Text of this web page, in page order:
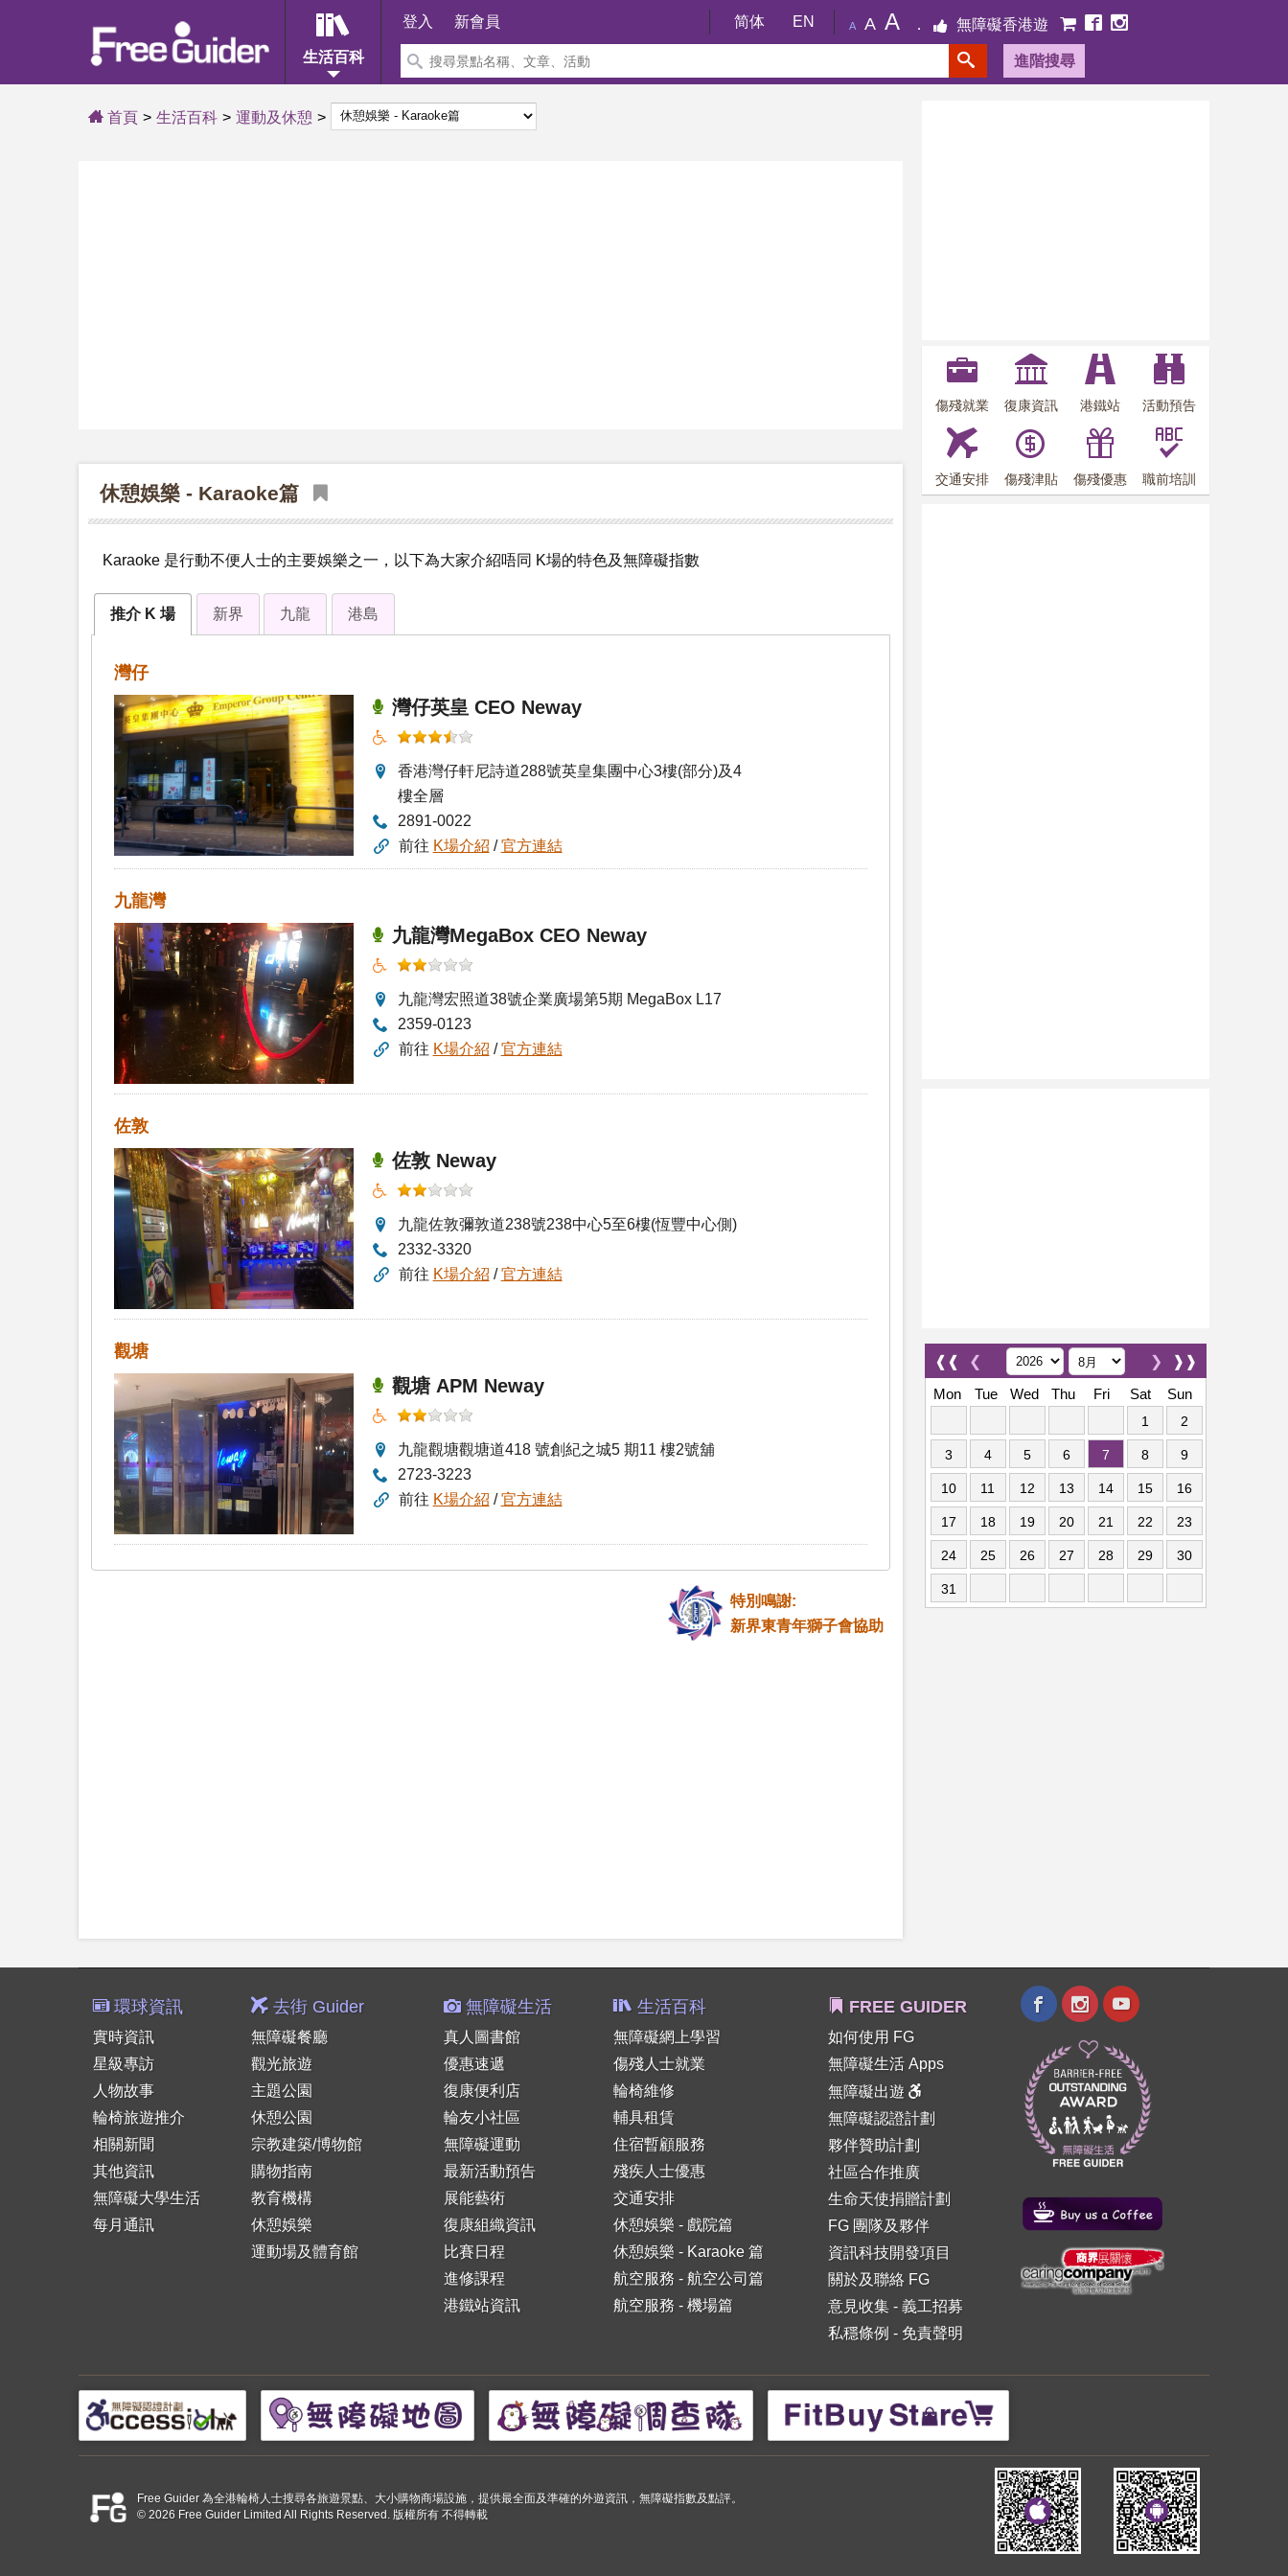
生活百科
登入 新會員 简体 EN A A A 無障礙香港遊
進階搜尋
首頁 生活百科 運動及休憩
休憩娛樂 - Karaoke篇
Karaoke 是行動不便人士的主要娛樂之一，以下為大家介紹唔同 K場的特色及無障礙指數
推介 K 場 新界 九龍 港島
灣仔
灣仔英皇 CEO Neway
香港灣仔軒尼詩道288號英皇集團中心3樓(部分)及4
樓全層
2891-0022
前往 K場介紹 /官方連結
九龍灣
九龍灣MegaBox CEO Neway
九龍灣宏照道38號企業廣場第5期 MegaBox L17
2359-0123
前往 K場介紹 /官方連結
佐敦
佐敦 Neway
九龍佐敦彌敦道238號238中心5至6樓(恆豐中心側)
2332-3320
前往 K場介紹 /官方連結
觀塘
觀塘 APM Neway
九龍觀塘觀塘道418 號創紀之城5 期11 樓2號舖
2723-3223
前往 K場介紹 /官方連結
特別鳴謝:
新界東青年獅子會協助
傷殘就業 復康資訊 港鐵站 活動預告
交通安排 傷殘津貼 傷殘優惠 職前培訓
❰❰ ❮ ❱❱
❯
Mon
Tue Wed Thu Fri Sat Sun
1 2
3 4 5 6 7 8 9
10 11 12 13 14 15 16
17 18 19 20 21 22 23
24 25 26 27 28 29 30
31
環球資訊
實時資訊
星級專訪
人物故事
輪椅旅遊推介
相關新聞
其他資訊
無障礙大學生活
每月通訊
去街 Guider
無障礙餐廳
觀光旅遊
主題公園
休憩公園
宗教建築/博物館
購物指南
教育機構
休憩娛樂
運動場及體育館
無障礙生活
真人圖書館
優惠速遞
復康便利店
輪友小社區
無障礙運動
最新活動預告
展能藝術
復康組織資訊
比賽日程
進修課程
港鐵站資訊
生活百科
無障礙網上學習
傷殘人士就業
輪椅維修
輔具租賃
住宿暫顧服務
殘疾人士優惠
交通安排
休憩娛樂 - 戲院篇
休憩娛樂 - Karaoke 篇
航空服務 - 航空公司篇
航空服務 - 機場篇
FREE GUIDER
如何使用 FG
無障礙生活 Apps
無障礙出遊
無障礙認證計劃
夥伴贊助計劃
社區合作推廣
生命天使捐贈計劃
FG 團隊及夥伴
資訊科技開發項目
關於及聯絡 FG
意見收集- 義工招募
私穩條例 - 免責聲明
Free Guider 為全港輪椅人士搜尋各旅遊景點、大小購物商場設施，提供最全面及準確的外遊資訊，無障礙指數及點評。
© 2026 Free Guider Limited All Rights Reserved. 版權所有 不得轉載